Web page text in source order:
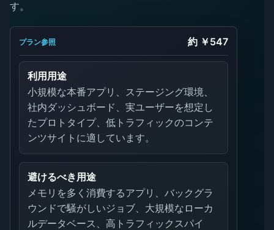
す。
プラン参照 約 ￥547
利用用途
小規模な本番アプリ、ステージング環境、
社内ダッシュボード、実ユーザーを想定し
たプロトタイプ、低トラフィックのコンテ
ンツサイトに適しています。
避けるべき用途
メモリを多く消費するアプリ、バックグラ
ウンドで騒がしいジョブ、大規模なローカ
ルデータベース、高トラフィックスパイ